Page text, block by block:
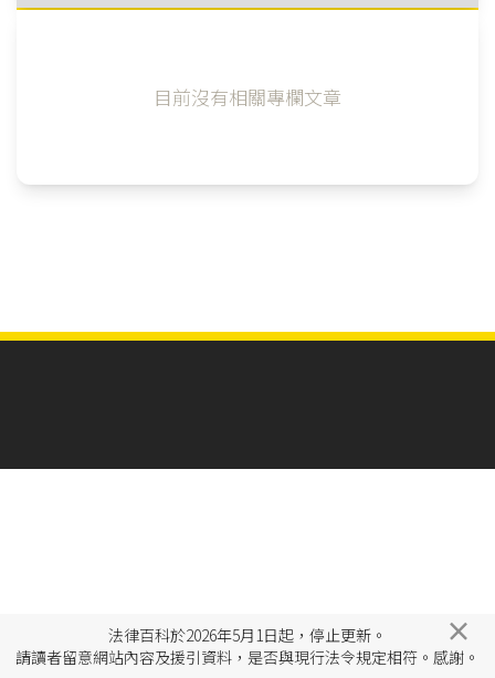
目前沒有相關專欄文章
法律百科於2026年5月1日起，停止更新。
請讀者留意網站內容及援引資料，是否與現行法令規定相符。感謝。
×